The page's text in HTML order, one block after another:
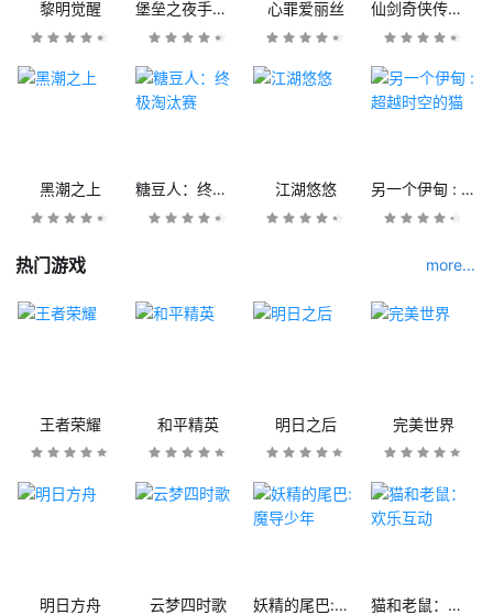
黎明觉醒 堡垒之夜手机版 心罪爱丽丝 仙剑奇侠传九野
黑潮之上 糖豆人：终极淘汰赛 江湖悠悠 另一个伊甸 : 超越时空的猫
热门游戏 more...
王者荣耀 和平精英 明日之后 完美世界
明日方舟 云梦四时歌 妖精的尾巴:魔导少年 猫和老鼠：欢乐互动